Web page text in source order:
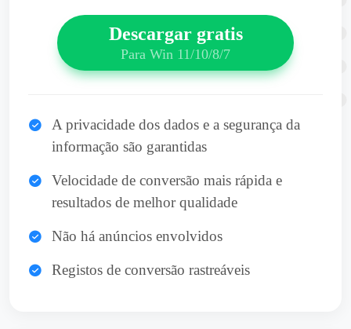
Descargar gratis
Para Win 11/10/8/7
A privacidade dos dados e a segurança da
informação são garantidas
Velocidade de conversão mais rápida e
resultados de melhor qualidade
Não há anúncios envolvidos
Registos de conversão rastreáveis